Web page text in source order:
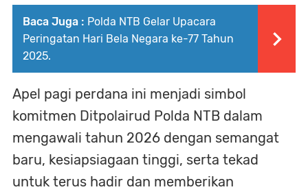
Baca Juga : Polda NTB Gelar Upacara
Peringatan Hari Bela Negara ke-77 Tahun
2025.
Apel pagi perdana ini menjadi simbol
komitmen Ditpolairud Polda NTB dalam
mengawali tahun 2026 dengan semangat
baru, kesiapsiagaan tinggi, serta tekad
untuk terus hadir dan memberikan